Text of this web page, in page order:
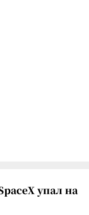
упал на